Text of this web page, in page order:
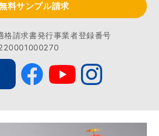
料サンプル請求
格請求書発行事業者登録番号